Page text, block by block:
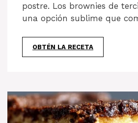
postre. Los brownies de
una opción sublime que
OBTÉN LA RECETA